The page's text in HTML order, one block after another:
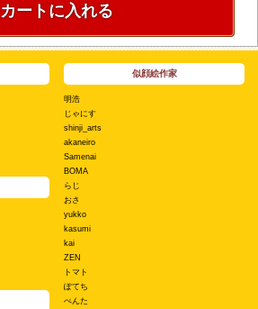
カートに入れる
似顔絵作家
明浩
じゃにす
shinji_arts
akaneiro
Samenai
BOMA
らじ
おさ
yukko
kasumi
kai
ZEN
トマト
ぽてち
ぺんた